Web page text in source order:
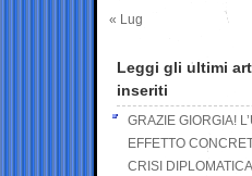
« Lug
Leggi gli ultimi
inseriti
GRAZIE GIORGIA!
EFFETTO
CRISI DIPLOMATICA